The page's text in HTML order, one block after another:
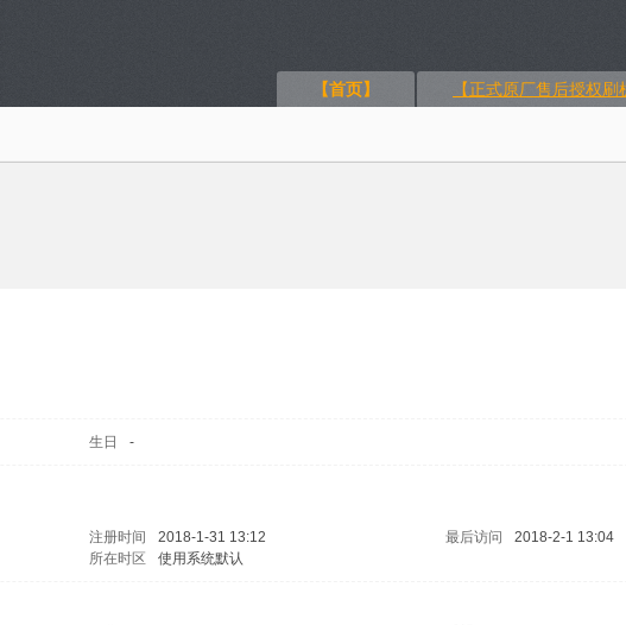
【正式原厂售后授权
【首页】
生日 -
注册时间 2018-1-31 13:12 最后访问 2018-2-1 13:04
所在时区 使用系统默认